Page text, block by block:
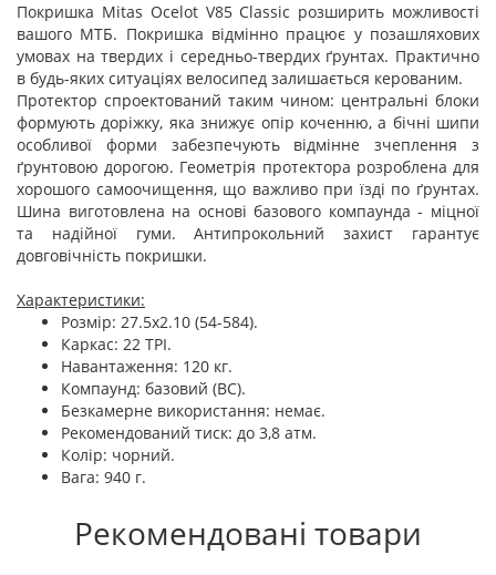
Покришка Mitas Ocelot V85 Classic розширить можливості
вашого МТБ. Покришка відмінно працює у позашляхових
умовах на твердих і середньо-твердих ґрунтах. Практично
в будь-яких ситуаціях велосипед залишається керованим.
Протектор спроектований таким чином: центральні блоки
формують доріжку, яка знижує опір коченню, а бічні шипи
особливої форми забезпечують відмінне зчеплення з
ґрунтовою дорогою. Геометрія протектора розроблена для
хорошого самоочищення, що важливо при їзді по ґрунтах.
Шина виготовлена на основі базового компаунда - міцної
та надійної гуми. Антипрокольний захист гарантує
довговічність покришки.
Характеристики:
Розмір: 27.5x2.10 (54-584).
Каркас: 22 TPI.
Навантаження: 120 кг.
Компаунд: базовий (BC).
Безкамерне використання: немає.
Рекомендований тиск: до 3,8 атм.
Колір: чорний.
Вага: 940 г.
Рекомендовані товари